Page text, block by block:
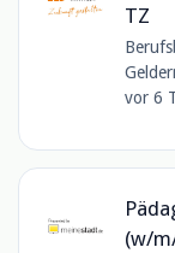
TZ
vor 6
(w/